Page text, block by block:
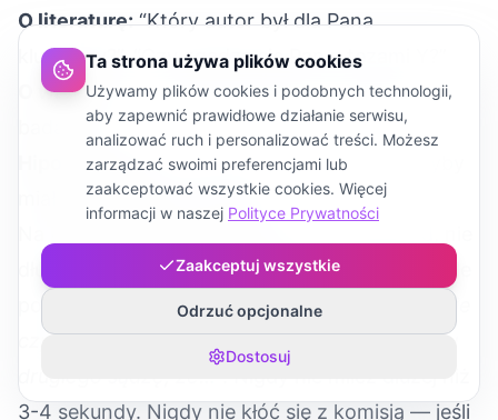
O literaturę:“Który autor był dla Pana
kluczowy?”, “Czy zgadza się Pan z tezami Y?”
O wnioski:“Co dalej? Jakie kierunki dalszych
badań?”
Hipotetyczne:“Co by Pan zrobił inaczej, gdyby
miał Pan zacząć od nowa?”
dłużej. Jeśli czegoś nie wiesz — przyznaj się, ale
pokaż refleksję:
“Tego konkretnego badania nie
czytałem, ale na podstawie wiedzy z rozdziału
3-4 sekundy. Nigdy nie kłóć się z komisją — jeśli
Ta strona używa plików cookies
Używamy plików cookies i podobnych technologii,
aby zapewnić prawidłowe działanie serwisu,
analizować ruch i personalizować treści. Możesz
zarządzać swoimi preferencjami lub
zaakceptować wszystkie cookies. Więcej
informacji w naszej Polityce Prywatności
Zaakceptuj wszystkie
Odrzuć opcjonalne
Dostosuj